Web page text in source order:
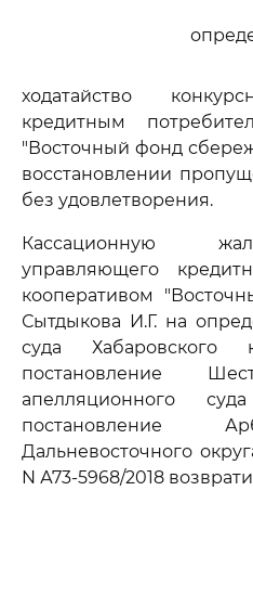
ходатайство
кредитным
"Восточный фонд
восстановлении
без удовлетворения.
Кассационную
управляющего
кооперативом
Сытдыкова И.Г. на
суда Хабаровского
постановление
апелляционного
постановление
Дальневосточного
N А73-5968/2018